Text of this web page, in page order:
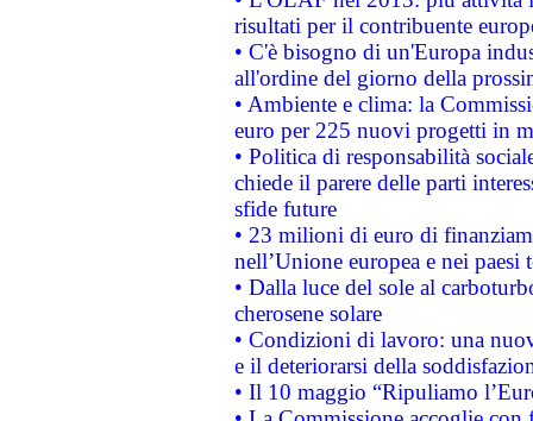
risultati per il contribuente
• C'è bisogno di un'Europa
all'ordine del giorno della
• Ambiente e clima: la
euro per 225 nuovi progetti in
• Politica di responsabilità
chiede il parere delle parti
sfide future
• 23 milioni di euro di
nell’Unione europea e nei paesi
• Dalla luce del sole al
cherosene solare
• Condizioni di lavoro: una
e il deteriorarsi della
• Il 10 maggio “Ripuliamo